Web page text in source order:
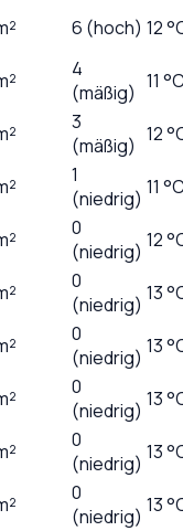
6 (hoch) 12
4
(mäßig) 11
3
(mäßig) 12
1
(niedrig) 11
0
(niedrig) 12
0
(niedrig) 13
0
(niedrig) 13
0
(niedrig) 13
0
(niedrig) 13
0
(niedrig) 13